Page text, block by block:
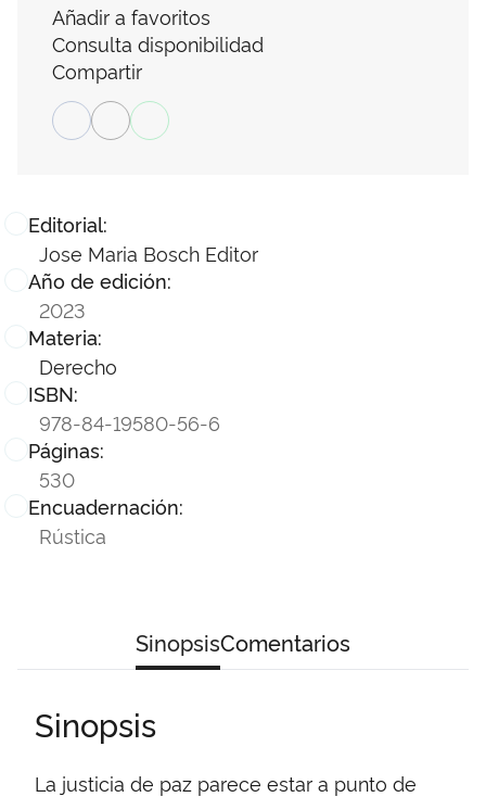
Editorial:
Jose Maria Bosch Editor
Año de edición:
2023
Materia:
Derecho
ISBN:
978-84-19580-56-6
Páginas:
530
Encuadernación:
Rústica
Añadir a favoritos
Consulta disponibilidad
Compartir
SinopsisComentarios
Sinopsis
La justicia de paz parece estar a punto de